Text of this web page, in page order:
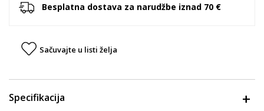
Besplatna dostava za narudžbe iznad 70 €
Sačuvajte u listi želja
Specifikacija